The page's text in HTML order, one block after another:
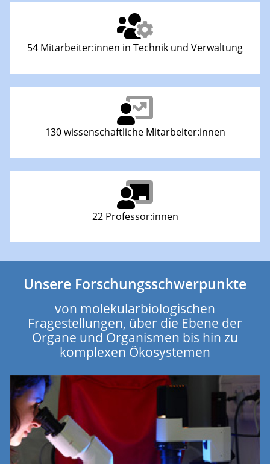
54 Mitarbeiter:innen in Technik und Verwaltung
130 wissenschaftliche Mitarbeiter:innen
22 Professor:innen
Unsere Forschungsschwerpunkte
von molekularbiologischen
Fragestellungen, über die Ebene der
Organe und Organismen bis hin zu
komplexen Ökosystemen